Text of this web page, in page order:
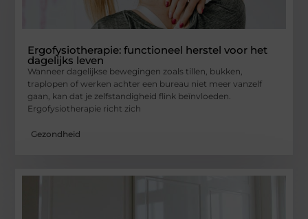
Ergofysiotherapie: functioneel herstel voor het
dagelijks leven
Wanneer dagelijkse bewegingen zoals tillen, bukken,
traplopen of werken achter een bureau niet meer vanzelf
gaan, kan dat je zelfstandigheid flink beïnvloeden.
Ergofysiotherapie richt zich
Gezondheid